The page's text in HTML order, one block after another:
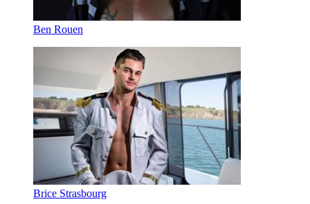
Ben Rouen
Brice Strasbourg